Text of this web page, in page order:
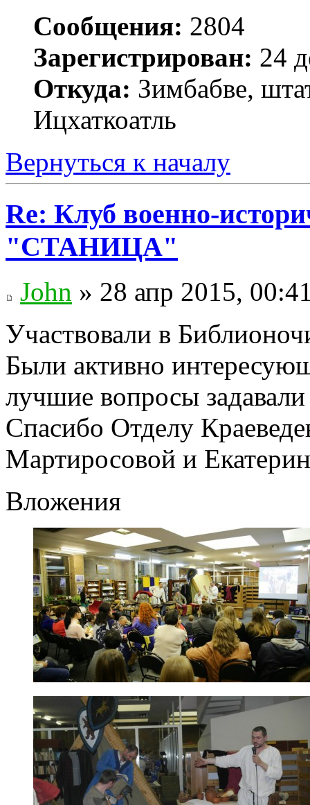
Сообщения: 2804
Зарегистрирован: 24
Откуда: Зимбабве,
Ицхаткоатль
Вернуться к началу
Re: Клуб военно-
"СТАНИЦА"
John » 28 апр 2015,
Участвовали в
Были активно
лучшие вопросы
Спасибо Отделу
Мартиросовой и
Вложения